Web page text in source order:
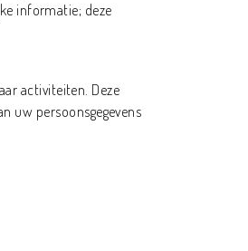
informatie; deze
activiteiten. Deze
uw persoonsgegevens